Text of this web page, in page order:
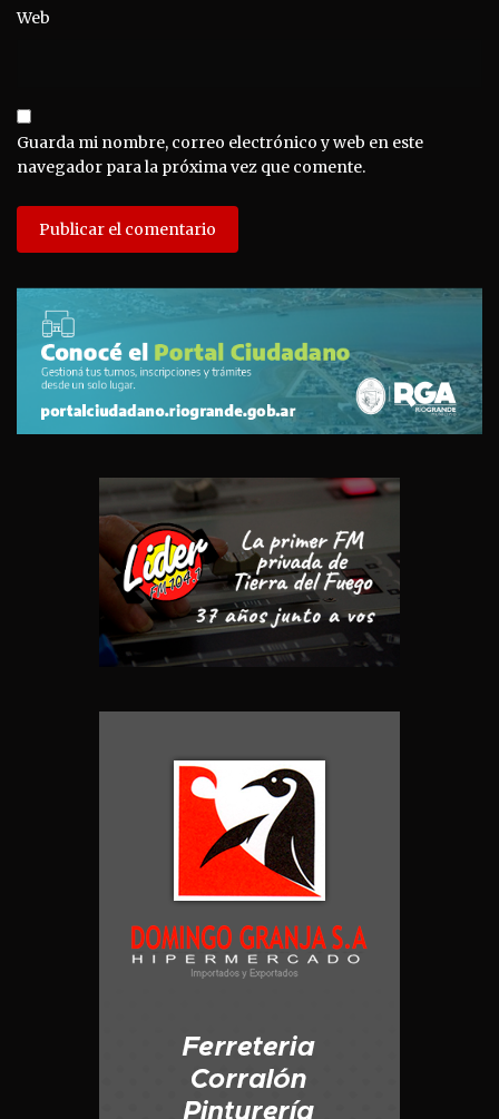
Web
Guarda mi nombre, correo electrónico y web en este
navegador para la próxima vez que comente.